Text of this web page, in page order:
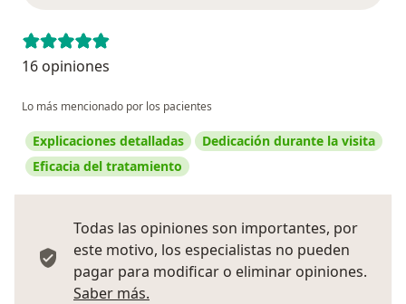
16 opiniones
Lo más mencionado por los pacientes
Explicaciones detalladas
Dedicación durante la visita
Eficacia del tratamiento
Todas las opiniones son importantes, por
este motivo, los especialistas no pueden
pagar para modificar o eliminar opiniones.
Saber más.